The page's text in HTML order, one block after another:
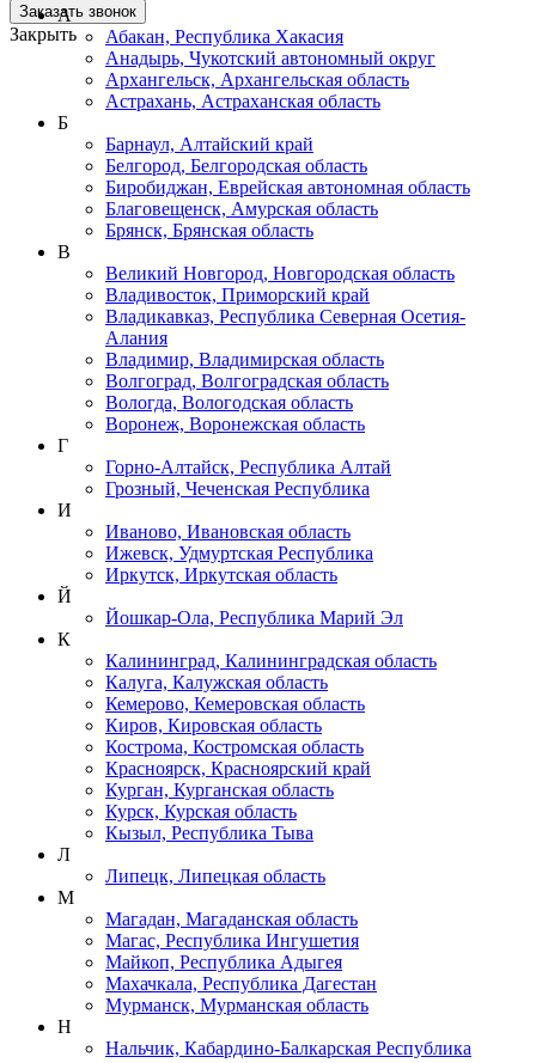
Заказать звонок
Закрыть
А
Абакан, Республика Хакасия
Анадырь, Чукотский автономный округ
Архангельск, Архангельская область
Астрахань, Астраханская область
Б
Барнаул, Алтайский край
Белгород, Белгородская область
Биробиджан, Еврейская автономная область
Благовещенск, Амурская область
Брянск, Брянская область
В
Великий Новгород, Новгородская область
Владивосток, Приморский край
Владикавказ, Республика Северная Осетия-
Алания
Владимир, Владимирская область
Волгоград, Волгоградская область
Вологда, Вологодская область
Воронеж, Воронежская область
Г
Горно-Алтайск, Республика Алтай
Грозный, Чеченская Республика
И
Иваново, Ивановская область
Ижевск, Удмуртская Республика
Иркутск, Иркутская область
Й
Йошкар-Ола, Республика Марий Эл
К
Калининград, Калининградская область
Калуга, Калужская область
Кемерово, Кемеровская область
Киров, Кировская область
Кострома, Костромская область
Красноярск, Красноярский край
Курган, Курганская область
Курск, Курская область
Кызыл, Республика Тыва
Л
Липецк, Липецкая область
М
Магадан, Магаданская область
Магас, Республика Ингушетия
Майкоп, Республика Адыгея
Махачкала, Республика Дагестан
Мурманск, Мурманская область
Н
Нальчик, Кабардино-Балкарская Республика